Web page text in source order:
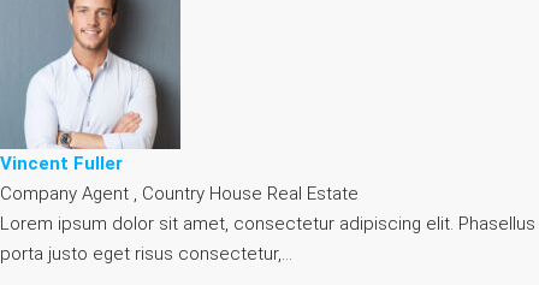
Vincent Fuller
Company Agent , Country House Real Estate
Lorem ipsum dolor sit amet, consectetur adipiscing elit. Phasellus
porta justo eget risus consectetur,…